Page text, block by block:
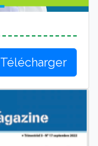
Télécharger